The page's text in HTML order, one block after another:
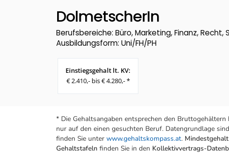
DolmetscherIn
Berufsbereiche: Büro, Marketing, Finanz, Recht,
Ausbildungsform: Uni/FH/PH
Einstiegsgehalt lt. KV:
€ 2.410,- bis € 4.280,- *
* Die Gehaltsangaben entsprechen den
nur auf den einen gesuchten Beruf. Datengrundlage
finden Sie unter www.gehaltskompass.at.
Gehaltstafeln finden Sie in den Kollektivvertrags-